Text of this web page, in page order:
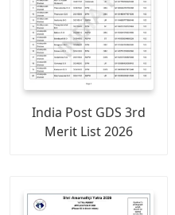
India Post GDS 3rd
Merit List 2026